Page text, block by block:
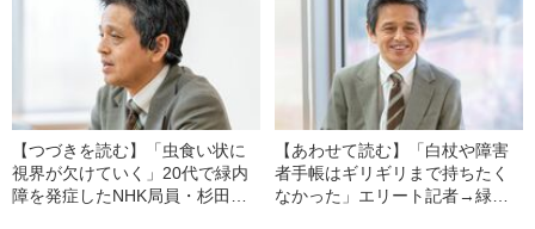
【つづきを読む】「虫食い状に
視界が欠けていく」20代で緑内
障を発症したNHK局員・杉田淳
【あわせて読む】「白杖や障害
者手帳はギリギリまで持ちたく
なかった」エリート記者→緑内